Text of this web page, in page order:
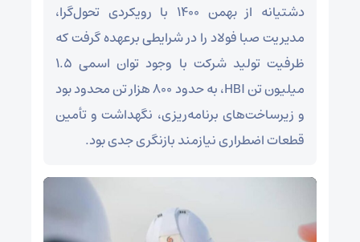
دشتیانه از بهمن ۱۴۰۰ با رویکردی تحول‌گرا،
مدیریت صبا فولاد را در شرایطی برعهده گرفت که
ظرفیت تولید شرکت با وجود توان اسمی ۱.۵
میلیون تن HBI، به حدود ۸۰۰ هزار تن محدود بود
و زیرساخت‌های برنامه‌ریزی، نگهداشت و تأمین
قطعات اضطراری نیازمند بازنگری جدی بود.